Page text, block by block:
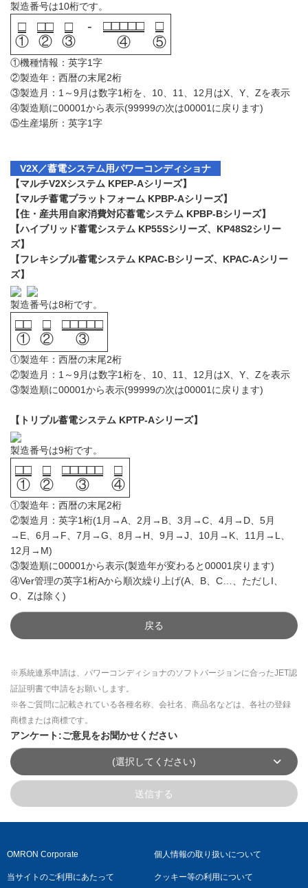
製造番号は10桁です。
□
①
□□
②
□
③
-
□□□□□
④
□
⑤
①機種情報：英字1字
②製造年：西暦の末尾2桁
③製造月：1～9月は数字1桁を、10、11、12月はX、Y、Zを表示
④製造順に00001から表示(99999の次は00001に戻ります)
⑤生産場所：英字1字
V2X／蓄電システム用パワーコンディショナ
【マルチV2Xシステム KPEP-Aシリーズ】
【マルチ蓄電プラットフォーム KPBP-Aシリーズ】
【住・産共用自家消費対応蓄電システム KPBP-Bシリーズ】
【ハイブリッド蓄電システム KP55Sシリーズ、KP48S2シリー
ズ】
【フレキシブル蓄電システム KPAC-Bシリーズ、KPAC-Aシリー
ズ】
製造番号は8桁です。
□□
①
□
②
□□□□□
③
①製造年：西暦の末尾2桁
②製造月：1～9月は数字1桁を、10、11、12月はX、Y、Zを表示
③製造順に00001から表示(99999の次は00001に戻ります)
【トリプル蓄電システム KPTP-Aシリーズ】
製造番号は9桁です。
□□
①
□
②
□□□□□
③
□
④
①製造年：西暦の末尾2桁
②製造月：英字1桁(1月→A、2月→B、3月→C、4月→D、5月
→E、6月→F、7月→G、8月→H、9月→J、10月→K、11月→L、
12月→M)
③製造順に00001から表示(製造年が変わると00001戻ります)
④Ver管理の英字1桁Aから順次繰り上げ(A、B、C…、ただしI、
O、Zは除く)
戻る
※系統連系申請は、パワーコンディショナのソフトバージョンに合ったJET認
証証明書で申請をお願いします。
※各ご質問に記載されている各種名称、会社名、商品名などは、各社の登録
商標または商標です。
アンケート:ご意見をお聞かせください
(選択してください)
送信する
OMRON Corporate 個人情報の取り扱いについて
当サイトのご利用にあたって クッキー等の利用について